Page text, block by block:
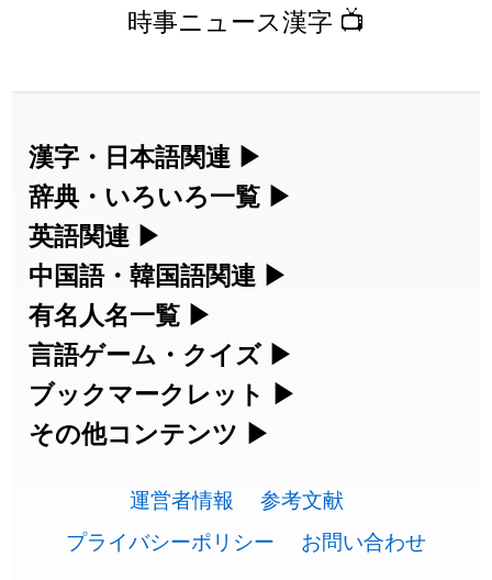
時事ニュース漢字 📺
漢字・日本語関連 ▶
漢字の読み方検索、手書き入力、書き順
練習など、日本語学習に役立つツールを
集めています。
人名漢字辞典 - 読み方検索
手書き漢字入力
辞典・いろいろ一覧 ▶
部首・画数別の漢字一覧、熟語辞典、地
名・駅名検索など、各種リファレンスツ
ールです。
部首画数別漢字一覧
常用漢字一覧
人名用漢字一覧
英語関連 ▶
カタカナ語・略語の意味検索、発音記
号、リスニング練習など英語学習ツール
です。
カタカナ語の意味・発音・類語辞典
英単語リスニングテスト
中国語・韓国語関連 ▶
中国語のピンイン変換、韓国語の手書き
入力など、アジア言語学習ツールです。
手書き中国語入力 変換ツール
韓国語手書き入力
有名人名一覧 ▶
海外セレブやスポーツ選手の名前の読み
方・発音を確認できます。
海外有名人の苗字・名前一覧と発音
言語ゲーム・クイズ ▶
四字熟語パズルや漢字クイズなど、楽し
みながら学べるゲームです。
漢字ゲーム一覧
有名人名前読みクイズ（毎日更新）
ブックマークレット ▶
ブラウザに登録して、どのサイトからで
す。
漢字読み方検索ブックマークレット
その他コンテンツ ▶
その他の便利ツールです。
運営者情報
参考文献
プライバシーポリシー
お問い合わせ